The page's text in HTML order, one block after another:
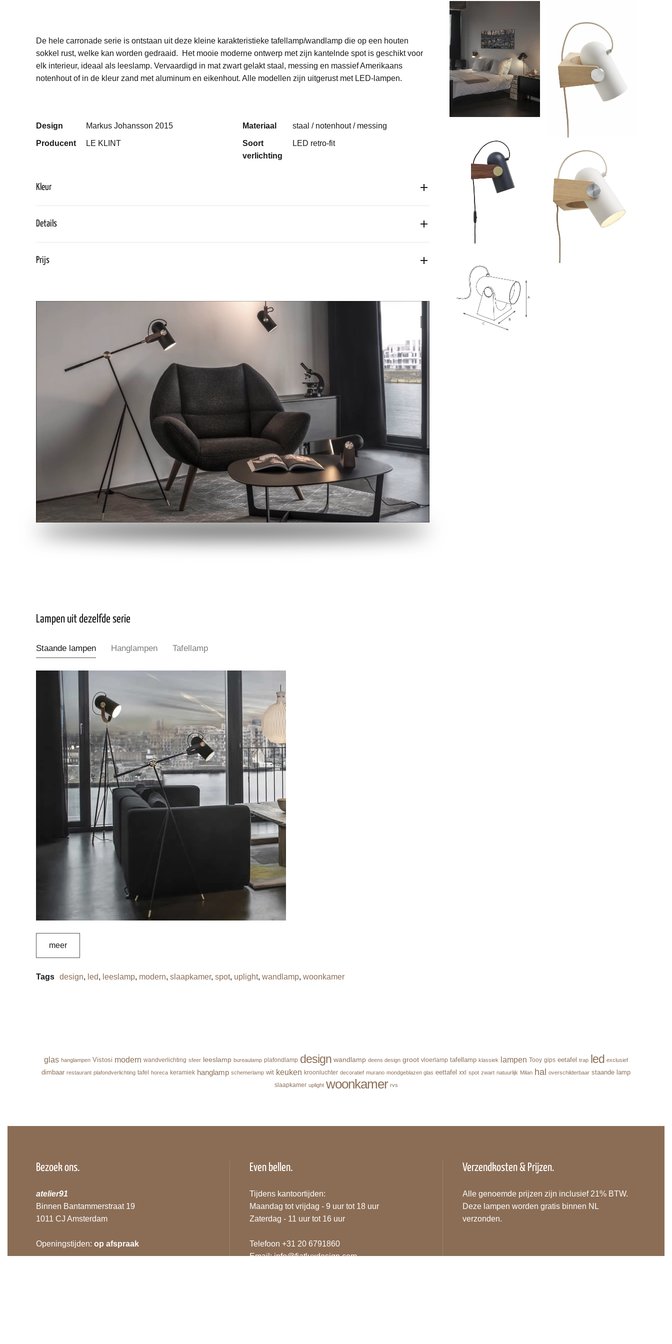
De hele carronade serie is ontstaan uit deze kleine karakteristieke tafellamp/wandlamp die op een houten
sokkel rust, welke kan worden gedraaid.
Het mooie moderne ontwerp met zijn kantelnde spot is geschikt voor
elk interieur, ideaal als leeslamp. Vervaardigd in mat zwartgelakt staal, messing en massief Amerikaans
notenhout of in de kleur zand met aluminum en eikenhout. Alle modellen zijn uitgerust met LED-lampen.
Design Markus Johansson 2015
Producent LE KLINT
Materiaal staal / notenhout / messing
Soort
verlichting
LED retro-fit
Kleur
Details
Prijs
Lampen uit dezelfde serie
Staande lampen Hanglampen Tafellamp
meer
Tags design, led, leeslamp, modern, slaapkamer, spot, uplight, wandlamp, woonkamer
glas hanglampen Vistosi modern wandverlichting sfeer leeslamp bureaulamp plafondlamp design wandlamp deens design groot vloerlamp tafellamp klassiek lampen Tooy gips eetafel trap led exclusief
dimbaar restaurant plafondverlichting tafel horeca keramiek hanglamp schemerlamp wit keuken kroonluchter decoratief murano mondgeblazen glas eettafel xxl spot zwart natuurlijk Milan hal overschilderbaar staande lamp
slaapkamer uplight woonkamer rvs
Bezoek ons.
atelier91
Binnen Bantammerstraat 19
1011 CJ Amsterdam
Openingstijden:op afspraak
Even bellen.
Tijdens kantoortijden:
Maandag tot vrijdag - 9 uur tot 18 uur
Zaterdag - 11 uur tot 16 uur
Telefoon +31 20 6791860
Email:info@fiatluxdesign.com
Verzendkosten & Prijzen.
Alle genoemde prijzen zijn inclusief 21% BTW.
Deze lampen worden gratis binnen NL
verzonden.